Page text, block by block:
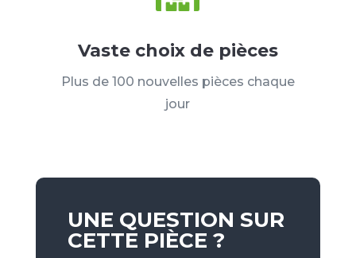
Vaste choix de pièces
Plus de 100 nouvelles pièces chaque
jour
UNE QUESTION SUR
CETTE PIÈCE ?